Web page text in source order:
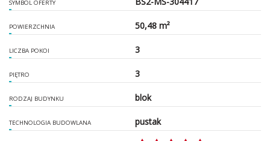
SYMBOL OFERTY
POWIERZCHNIA 50,48 m²
LICZBA POKOI 3
PIĘTRO 3
RODZAJ BUDYNKU blok
TECHNOLOGIA BUDOWLANA pustak